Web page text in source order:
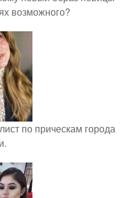
возможного?
по прическам города